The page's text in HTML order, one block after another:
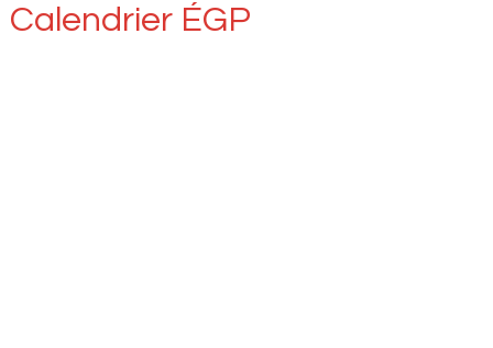
Calendrier ÉGP